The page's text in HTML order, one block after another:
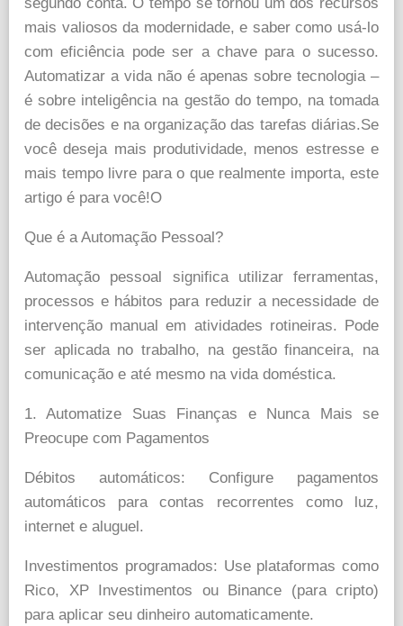
mais valiosos da modernidade, e saber como usá-lo
com eficiência pode ser a chave para o sucesso.
Automatizar a vida não é apenas sobre tecnologia –
é sobre inteligência na gestão do tempo, na tomada
de decisões e na organização das tarefas diárias.Se
você deseja mais produtividade, menos estresse e
mais tempo livre para o que realmente importa, este
artigo é para você!O
Que é a Automação Pessoal?
Automação pessoal significa utilizar ferramentas,
processos e hábitos para reduzir a necessidade de
intervenção manual em atividades rotineiras. Pode
ser aplicada no trabalho, na gestão financeira, na
comunicação e até mesmo na vida doméstica.
1. Automatize Suas Finanças e Nunca Mais se
Preocupe com Pagamentos
Débitos automáticos: Configure pagamentos
automáticos para contas recorrentes como luz,
internet e aluguel.
Investimentos programados: Use plataformas como
Rico, XP Investimentos ou Binance (para cripto)
para aplicar seu dinheiro automaticamente.